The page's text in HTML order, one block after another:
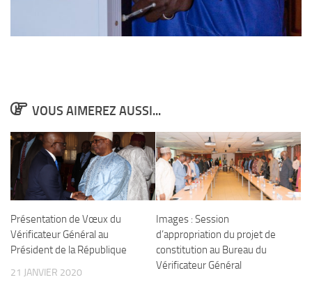
VOUS AIMEREZ AUSSI...
Présentation de Vœux du
Vérificateur Général au
Président de la République
21 JANVIER 2020
Images : Session
d’appropriation du projet de
constitution au Bureau du
Vérificateur Général